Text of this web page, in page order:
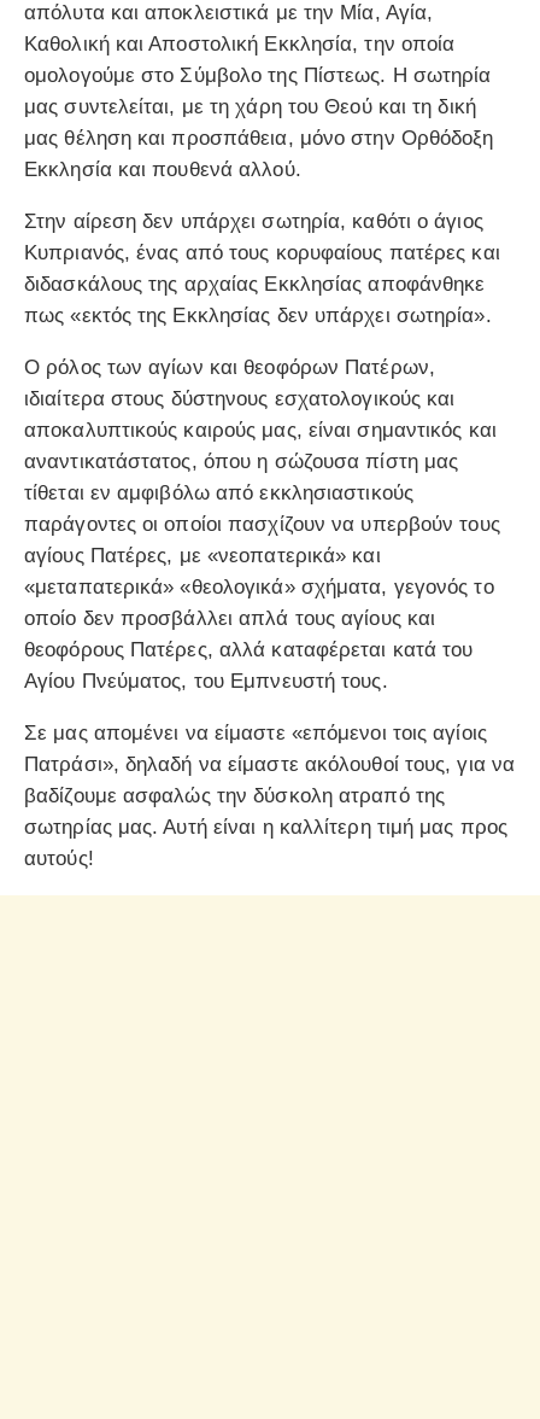
απόλυτα και αποκλειστικά με την Μία, Αγία,
Καθολική και Αποστολική Εκκλησία, την οποία
ομολογούμε στο Σύμβολο της Πίστεως. Η σωτηρία
μας συντελείται, με τη χάρη του Θεού και τη δική
μας θέληση και προσπάθεια, μόνο στην Ορθόδοξη
Εκκλησία και πουθενά αλλού.
Στην αίρεση δεν υπάρχει σωτηρία, καθότι ο άγιος
Κυπριανός, ένας από τους κορυφαίους πατέρες και
διδασκάλους της αρχαίας Εκκλησίας αποφάνθηκε
πως «εκτός της Εκκλησίας δεν υπάρχει σωτηρία».
Ο ρόλος των αγίων και θεοφόρων Πατέρων,
ιδιαίτερα στους δύστηνους εσχατολογικούς και
αποκαλυπτικούς καιρούς μας, είναι σημαντικός και
αναντικατάστατος, όπου η σώζουσα πίστη μας
τίθεται εν αμφιβόλω από εκκλησιαστικούς
παράγοντες οι οποίοι πασχίζουν να υπερβούν τους
αγίους Πατέρες, με «νεοπατερικά» και
«μεταπατερικά» «θεολογικά» σχήματα, γεγονός το
οποίο δεν προσβάλλει απλά τους αγίους και
θεοφόρους Πατέρες, αλλά καταφέρεται κατά του
Αγίου Πνεύματος, του Εμπνευστή τους.
Σε μας απομένει να είμαστε «επόμενοι τοις αγίοις
Πατράσι», δηλαδή να είμαστε ακόλουθοί τους, για να
βαδίζουμε ασφαλώς την δύσκολη ατραπό της
σωτηρίας μας. Αυτή είναι η καλλίτερη τιμή μας προς
αυτούς!